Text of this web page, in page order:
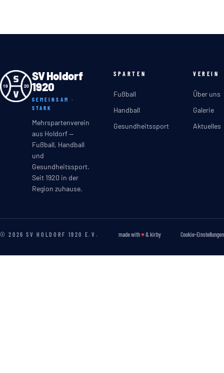
SV Holdorf
1920
GEMEINSAM ·
STARK
Mehrspartenverein
aus Holdorf —
Fußball, Handball
und
Gesundheitssport.
Seit 1920 in der
Region zuhause.
SPARTEN
Fußball
Handball
Gesundheitssport
VEREIN
Über uns
Galerie
Aktuelles
© 2026 SV HOLDORF 1920 E.V. made with♥& kirby Cookie-Einstellungen